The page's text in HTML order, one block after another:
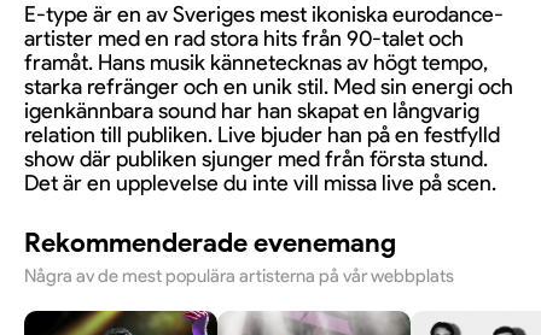
E-type är en av Sveriges mest ikoniska eurodance-
artister med en rad stora hits från 90-talet och
framåt. Hans musik kännetecknas av högt tempo,
starka refränger och en unik stil. Med sin energi och
igenkännbara sound har han skapat en långvarig
relation till publiken. Live bjuder han på en festfylld
show där publiken sjunger med från första stund.
Det är en upplevelse du inte vill missa live på scen.
Rekommenderade evenemang
Några av de mest populära artisterna på vår webbplats